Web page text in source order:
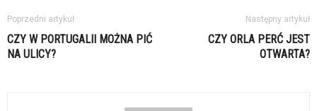
Poprzedni artykuł
CZY W PORTUGALII MOŻNA PIĆ
NA ULICY?
Następny artykuł
CZY ORLA PERĆ JEST
OTWARTA?